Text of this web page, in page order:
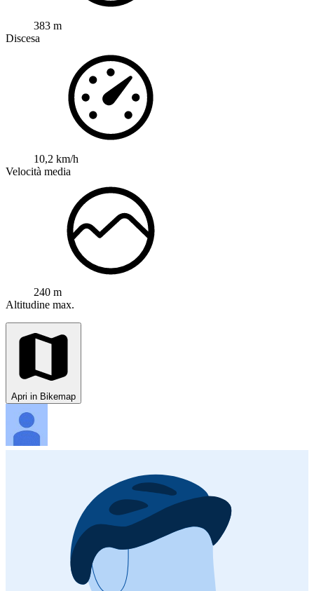
383 m
Discesa
10,2 km/h
Velocità media
240 m
Altitudine max.
Apri in Bikemap